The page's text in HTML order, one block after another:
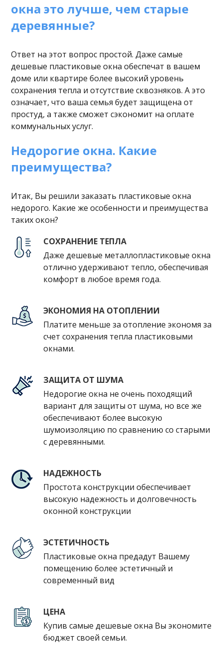
окна это лучше, чем старые
деревянные?
Ответ на этот вопрос простой. Даже самые
дешевые пластиковые окна обеспечат в вашем
доме или квартире более высокий уровень
сохранения тепла и отсутствие сквозняков. А это
означает, что ваша семья будет защищена от
простуд, а также сможет сэкономит на оплате
коммунальных услуг.
Недорогие окна. Какие
преимущества?
Итак, Вы решили заказать пластиковые окна
недорого. Какие же особенности и преимущества
таких окон?
СОХРАНЕНИЕ ТЕПЛА
Даже дешевые металлопластиковые окна
отлично удерживают тепло, обеспечивая
комфорт в любое время года.
ЭКОНОМИЯ НА ОТОПЛЕНИИ
Платите меньше за отопление экономя за
счет сохранения тепла пластиковыми
окнами.
ЗАЩИТА ОТ ШУМА
Недорогие окна не очень походящий
вариант для защиты от шума, но все же
обеспечивают более высокую
шумоизоляцию по сравнению со старыми
с деревянными.
НАДЕЖНОСТЬ
Простота конструкции обеспечивает
высокую надежность и долговечность
оконной конструкции
ЭСТЕТИЧНОСТЬ
Пластиковые окна предадут Вашему
помещению более эстетичный и
современный вид
ЦЕНА
Купив самые дешевые окна Вы экономите
бюджет своей семьи.